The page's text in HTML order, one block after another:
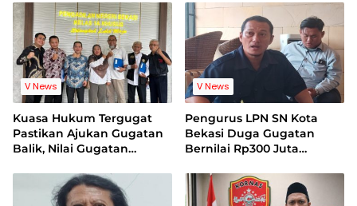
Kuansing
V News
Kuasa Hukum Tergugat
Pastikan Ajukan Gugatan
Balik, Nilai Gugatan
Legal Standing
V News
Pengurus LPN SN Kota
Bekasi Duga Gugatan
Bernilai Rp300 Juta
Terhadap Lembaga